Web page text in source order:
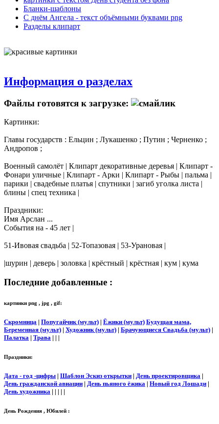
Бланки-шаблоны
С днём Ангела - текст объёмными буквами png
Разделы клипарт
Информация о разделах
Файлы готовятся к загрузке:
Картинки:
Главы государств : Ельцин ; Лукашенко ; Путин ; Черненко ;
Андропов ;
Военный самолёт | Клипарт декоративные деревья | Клипарт -
Фонари уличные | Клипарт - Арки | Клипарт - Рыбы | пальма |
парики | свадебные платья | спутники | загиб уголка листа |
блины | спец техника |
Праздники:
Имя Арслан ...
События на - 45 лет |
51-Ивовая свадьба | 52-Топазовая | 53-Урановая |
|шурин | деверь | золовка | крёстный | крёстная | кум | кума
Последние добавленные :
картинки png , jpg , gif:
Скромница | Попугайчик (мульт) | Ёжики (мульт) Будущая мама,
Беременная (мульт) | Художник (мульт) | Брачующиеся Свадьба (мульт) |
Палатка | Трава | | |
Праздники:
Дата - год -цифры | Шаблон Эскиз открытки | День проектировщика |
День гражданской авиации | День пьяного ёжика | Новый год Лошади |
День художника | | | | |
День Рождения , Юбилей :